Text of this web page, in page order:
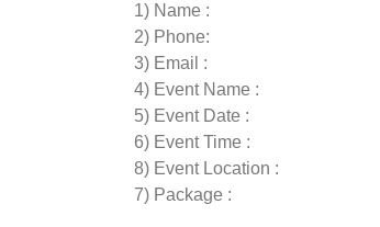
1) Name :
2) Phone:
3) Email :
4) Event Name :
5) Event Date :
6) Event Time :
8) Event Location :
7) Package :